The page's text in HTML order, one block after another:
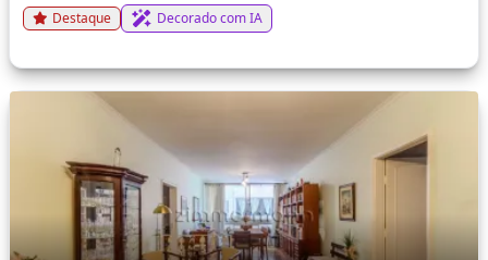
Destaque Decorado com IA